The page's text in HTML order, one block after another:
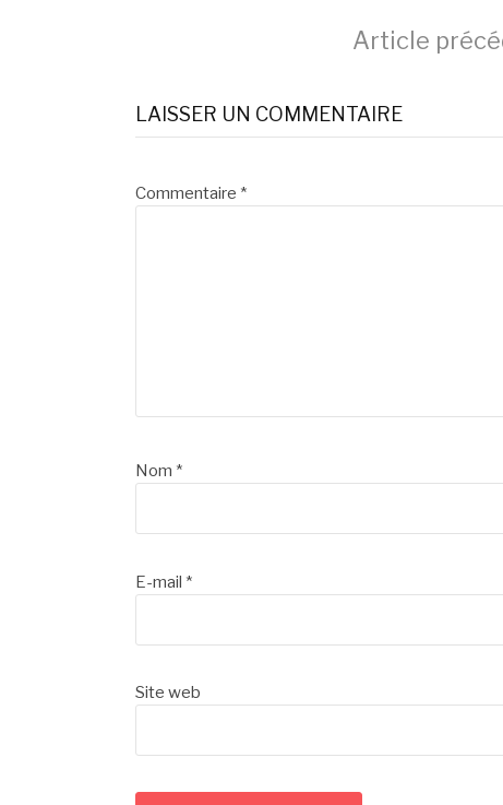
la
suite
Article
LAISSER UN COMMENTAIRE
Commentaire *
Nom *
E-mail *
Site web